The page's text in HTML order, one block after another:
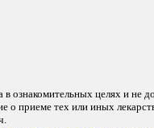
в ознакомительных целях и не
о приеме тех или иных